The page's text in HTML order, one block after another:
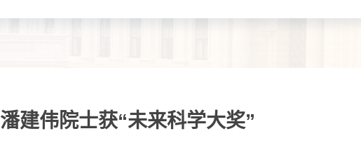
潘建伟院士获“未来科学大奖”